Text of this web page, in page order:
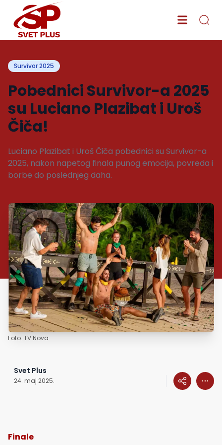
Survivor 2025
Pobednici Survivor-a 2025
su Luciano Plazibat i Uroš
Čiča!
Luciano Plazibat i Uroš Čiča pobednici su Survivor-a
2025, nakon napetog finala punog emocija, povreda i
borbe do poslednjeg daha.
Foto: TV Nova
Svet Plus
24. maj 2025.
Finale